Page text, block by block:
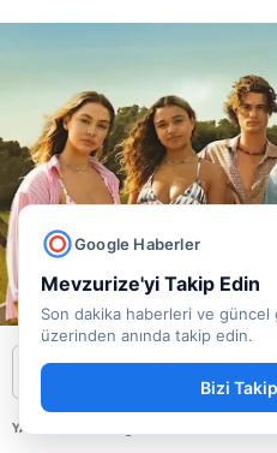
Google Haberler
Mevzurize'yi Takip Edin
Son dakika haberleri ve
üzerinden anında takip edin.
Bizi
YAYINLAMA: 06 Ağustos 2026 - 16.45